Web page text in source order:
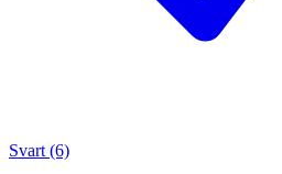
Svart (6)